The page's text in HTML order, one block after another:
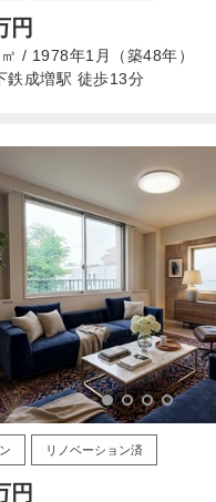
円
/ 1978年1月（築48年）
鉄成増駅 徒歩13分
リノベーション済
円